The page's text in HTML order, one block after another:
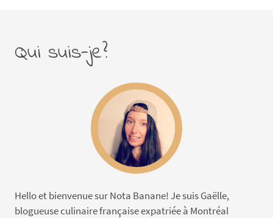
Qui suis-je?
Hello et bienvenue sur Nota Banane! Je suis Gaëlle,
blogueuse culinaire française expatriée à Montréal